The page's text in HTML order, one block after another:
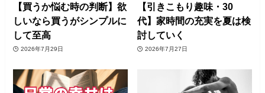
【買うか悩む時の判断】欲
しいなら買うがシンプルに
して至高
2026年7月29日
【引きこもり趣味・30
代】家時間の充実を夏は検
討していく
2026年7月27日